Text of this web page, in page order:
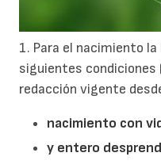
1. Para el nacimiento
siguientes condiciones
redacción vigente
nacimiento con
y entero